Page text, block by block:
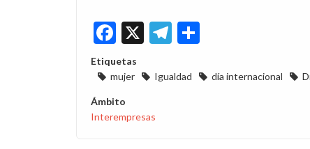
Facebook
X Telegram
Etiquetas
mujer
Igualdad día internacional
Ámbito
Interempresas